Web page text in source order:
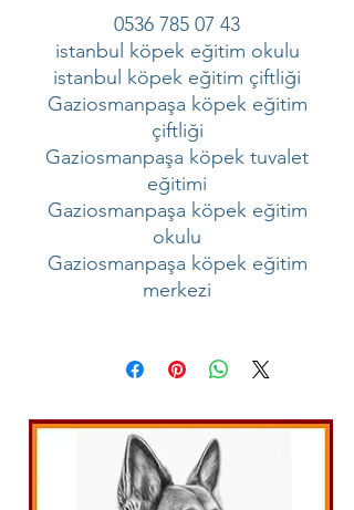
0536 785 07 43
istanbul köpek eğitim okulu
istanbul köpek eğitim çiftliği
Gaziosmanpaşa köpek eğitim
çiftliği
Gaziosmanpaşa köpek tuvalet
eğitimi
Gaziosmanpaşa köpek eğitim
okulu
Gaziosmanpaşa köpek eğitim
merkezi